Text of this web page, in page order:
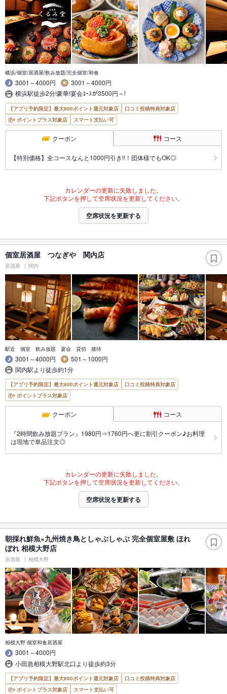
横浜/個室/居酒屋/飲み放題/完全個室/和食
3001～4000円
3001～4000円
横浜駅徒歩2分!豪華!宴会ｺｰｽが3500円～!
【アプリ予約限定】最大800ポイント還元対象店
口コミ投稿特典対象店
ポイントプラス対象店
スマート支払い可
クーポン コース
【特別価格】全コースなんと1000円引き!!！団体様でもOK◎
カレンダーの更新に失敗しました。
下記ボタンを押して空席状況を更新してください。
空席状況を更新する
個室居酒屋 つなぎや 関内店
居酒屋 関内
駅近 個室 飲み放題 宴会 貸切 接待
3001～4000円
501～1000円
関内駅より徒歩約1分
【アプリ予約限定】最大800ポイント還元対象店
口コミ投稿特典対象店
ポイントプラス対象店
クーポン コース
『2時間飲み放題プラン』1980円⇒1760円へ更に割引クーポン♪お料理
は現地で単品注文◎
カレンダーの更新に失敗しました。
下記ボタンを押して空席状況を更新してください。
空席状況を更新する
朝採れ鮮魚×九州焼き鳥としゃぶしゃぶ 完全個室屋敷 ほれ
ぼれ 相模大野店
居酒屋 相模大野
相模大野 個室和食居酒屋
3001～4000円
小田急相模大野駅北口より徒歩約3分
【アプリ予約限定】最大800ポイント還元対象店
口コミ投稿特典対象店
ポイントプラス対象店
スマート支払い可